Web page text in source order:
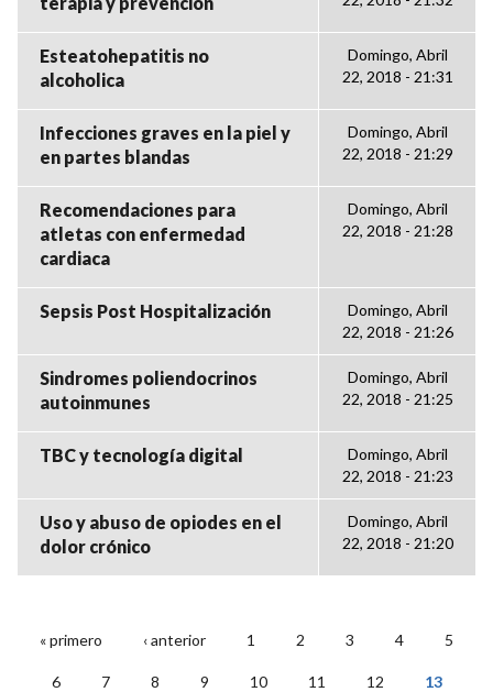
Esteatohepatitis no
alcoholica
Domingo, Abril
22, 2018 - 21:31
Infecciones graves en la piel y
en partes blandas
Domingo, Abril
22, 2018 - 21:29
Recomendaciones para
atletas con enfermedad
cardiaca
Domingo, Abril
22, 2018 - 21:28
Sepsis Post Hospitalización
Domingo, Abril
22, 2018 - 21:26
Sindromes poliendocrinos
autoinmunes
Domingo, Abril
22, 2018 - 21:25
TBC y tecnología digital
Domingo, Abril
22, 2018 - 21:23
Uso y abuso de opiodes en el
dolor crónico
Domingo, Abril
22, 2018 - 21:20
PÁGINAS
« primero ‹ anterior 1 2 3 4 5
6 7 8 9 10 11 12 13